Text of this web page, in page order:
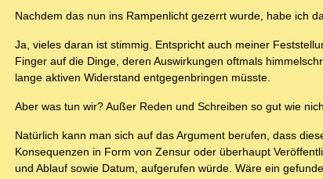
Nachdem das nun ins Rampenlicht gezerrt wurde, habe ich
Ja, vieles daran ist stimmig. Entspricht auch meiner
Finger auf die Dinge, deren Auswirkungen oftmals
lange aktiven Widerstand entgegenbringen müsste.
Aber was tun wir? Außer Reden und Schreiben so gut wie
Natürlich kann man sich auf das Argument berufen, dass
Konsequenzen in Form von Zensur oder überhaupt
und Ablauf sowie Datum, aufgerufen würde. Wäre ein